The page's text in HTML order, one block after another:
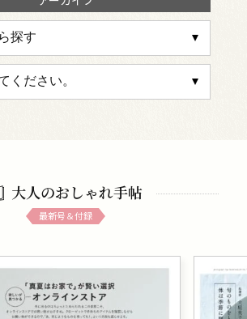
大人のおしゃれ手帖
最新号＆付録